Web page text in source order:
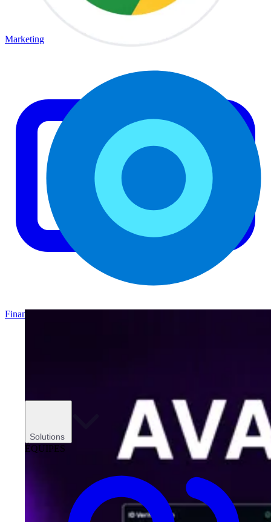
Solutions
ÉQUIPES
Marketing
Finance